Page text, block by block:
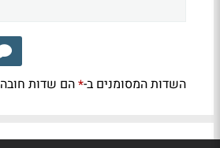
השדות המסומנים ב-*הם שדות חובה